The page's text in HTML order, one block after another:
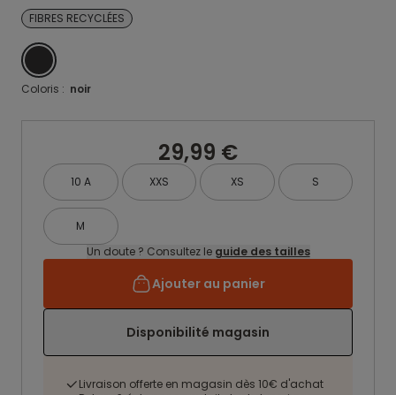
FIBRES RECYCLÉES
NOIR
Coloris : noir
29,99 €
10 A XXS XS S
M
Un doute ? Consultez le guide des tailles
Ajouter au panier
Disponibilité magasin
Livraison offerte en magasin dès 10€ d'achat